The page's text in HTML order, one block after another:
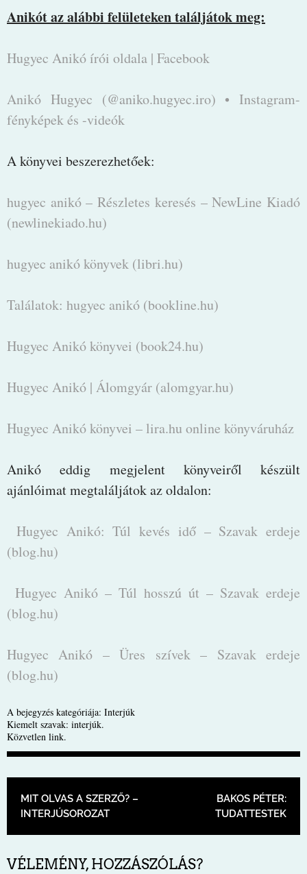
Anikót az alábbi felületeken találjátok meg:
Hugyec Anikó írói oldala | Facebook
Anikó Hugyec (@aniko.hugyec.iro) • Instagram-
fényképek és -videók
A könyvei beszerezhetőek:
hugyec anikó – Részletes keresés – NewLine Kiadó
(newlinekiado.hu)
hugyec anikó könyvek (libri.hu)
Találatok: hugyec anikó (bookline.hu)
Hugyec Anikó könyvei (book24.hu)
Hugyec Anikó | Álomgyár (alomgyar.hu)
Hugyec Anikó könyvei – lira.hu online könyváruház
Anikó eddig megjelent könyveiről készült
ajánlóimat megtaláljátok az oldalon:
Hugyec Anikó: Túl kevés idő – Szavak erdeje
(blog.hu)
Hugyec Anikó – Túl hosszú út – Szavak erdeje
(blog.hu)
Hugyec Anikó – Üres szívek – Szavak erdeje
(blog.hu)
A bejegyzés kategóriája: Interjúk
Kiemelt szavak: interjúk.
Közvetlen link.
BEJEGYZÉS NAVIGÁCIÓ
MIT OLVAS A SZERZŐ? –
INTERJÚSOROZAT
BAKOS PÉTER:
TUDATTESTEK
VÉLEMÉNY, HOZZÁSZÓLÁS?